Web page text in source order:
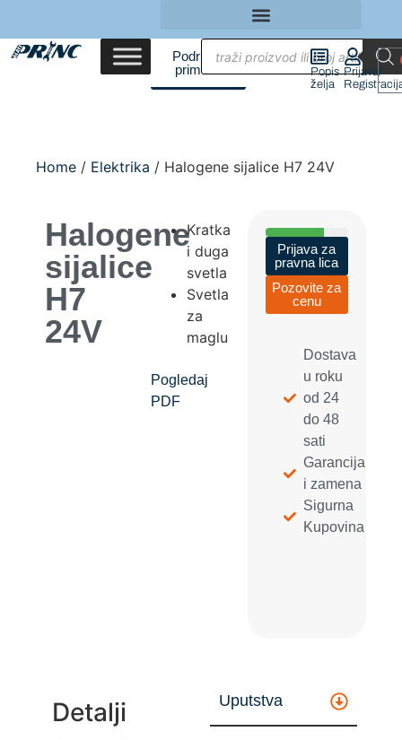
Područja
primene
Popis
želja
Prijava/
Home / Elektrika / Halogene sijalice H7 24V
Halogene
sijalice
H7
24V
Kratka
i duga
svetla
Svetla
za
maglu
Pogledaj
PDF
Prijava za
pravna lica
Pozovite za
cenu
Dostava
u roku
od 24
do 48
sati
Garancija
i zamena
Sigurna
Kupovina
Detalji Uputstva